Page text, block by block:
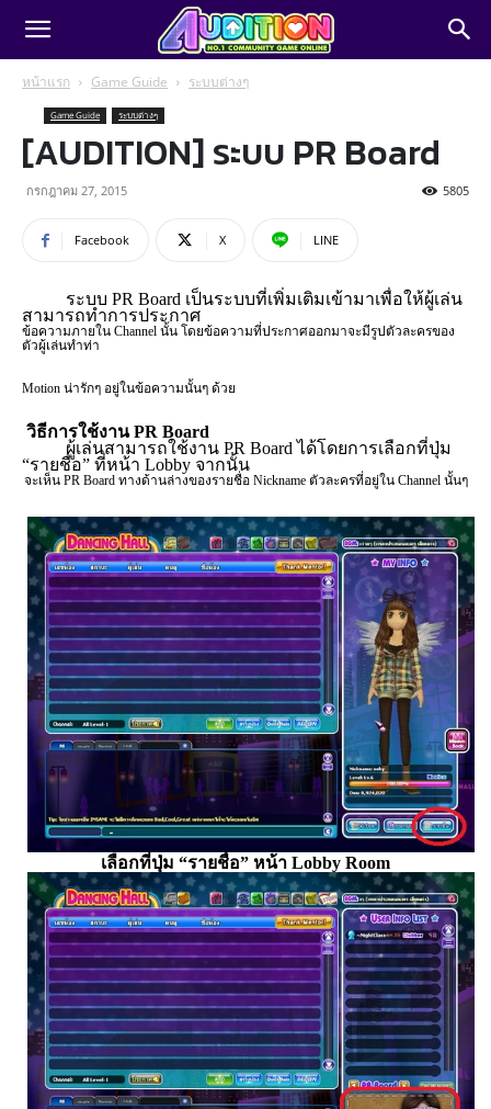
หน้าแรก Game Guide ระบบต่างๆ
Game Guide ระบบต่างๆ
[AUDITION] ระบบ PR Board
กรกฎาคม 27, 2015 5805
Facebook X LINE
ระบบ PR Board เป็นระบบที่เพิ่มเติมเข้ามาเพื่อให้ผู้เล่น
สามารถทำการประกาศ
ข้อความภายใน Channel นั้น โดยข้อความที่ประกาศออกมาจะมีรูปตัวละครของ
ตัวผู้เล่นทำท่า
Motion น่ารักๆ อยู่ในข้อความนั้นๆ ด้วย
วิธีการใช้งาน PR Board
ผู้เล่นสามารถใช้งาน PR Board ได้โดยการเลือกที่ปุ่ม
“รายชื่อ” ที่หน้า Lobby จากนั้น
จะเห็น PR Board ทางด้านล่างของรายชื่อ Nickname ตัวละครที่อยู่ใน Channel นั้นๆ
เลือกที่ปุ่ม “รายชื่อ” หน้า Lobby Room